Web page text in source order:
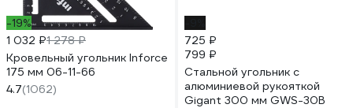
-19%
1 032 ₽1 278 ₽
Кровельный угольник Inforce
175 мм 06-11-66
4.7(1062)
725 ₽
799 ₽
Стальной угольник с
алюминиевой рукояткой
Gigant 300 мм GWS-30B